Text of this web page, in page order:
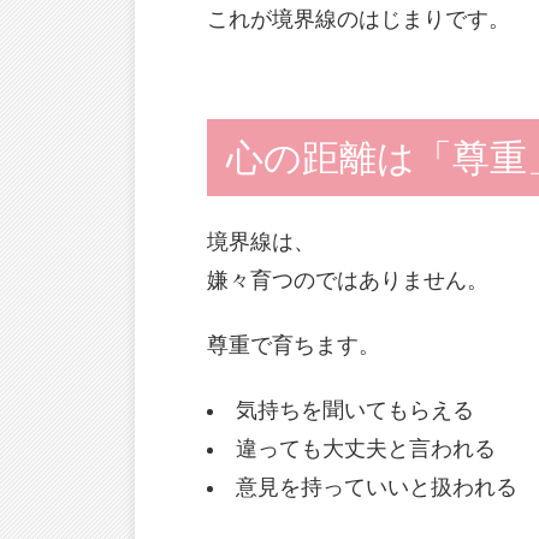
これが境界線のはじまりです。
心の距離は「尊重
境界線は、
嫌々育つのではありません。
尊重で育ちます。
気持ちを聞いてもらえる
違っても大丈夫と言われる
意見を持っていいと扱われる